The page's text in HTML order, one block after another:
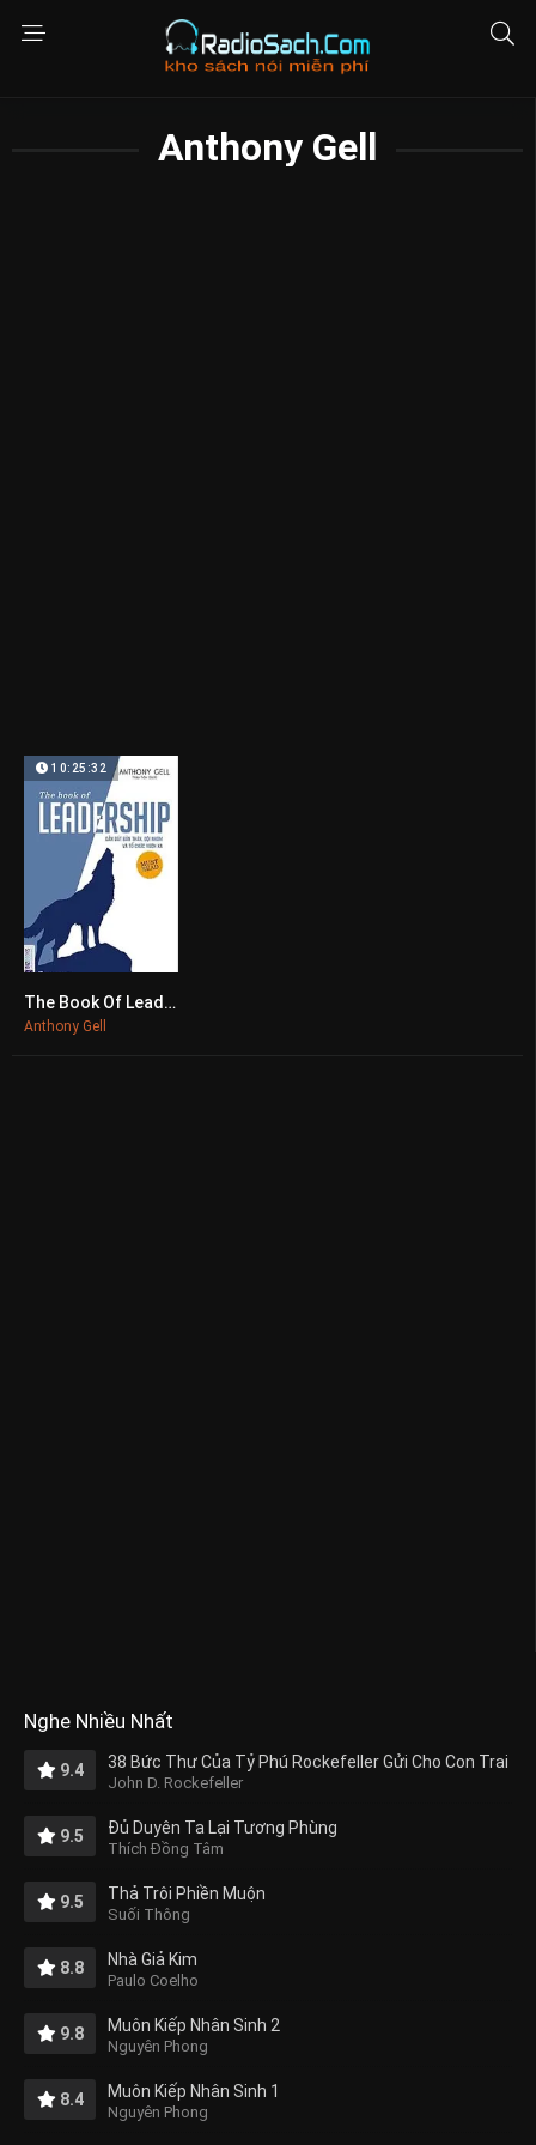
Anthony Gell
0
10:25:32
The Book Of Leadership, Dẫn Dắt Bản Thân, Đội Nhóm Và Tổ Chức Vươn Xa
Anthony Gell
Nghe Nhiều Nhất
9.4 38 Bức Thư Của Tỷ Phú Rockefeller Gửi Cho Con Trai
John D. Rockefeller
9.5 Đủ Duyên Ta Lại Tương Phùng
Thích Đồng Tâm
9.5 Thả Trôi Phiền Muộn
Suối Thông
8.8 Nhà Giả Kim
Paulo Coelho
9.8 Muôn Kiếp Nhân Sinh 2
Nguyên Phong
8.4 Muôn Kiếp Nhân Sinh 1
Nguyên Phong